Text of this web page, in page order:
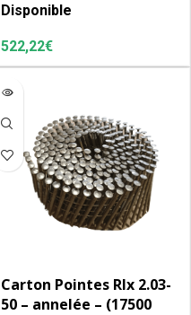
Disponible
522,22€
Carton Pointes Rlx 2.03-
50 – annelée – (17500